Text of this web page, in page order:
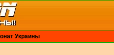
Украины